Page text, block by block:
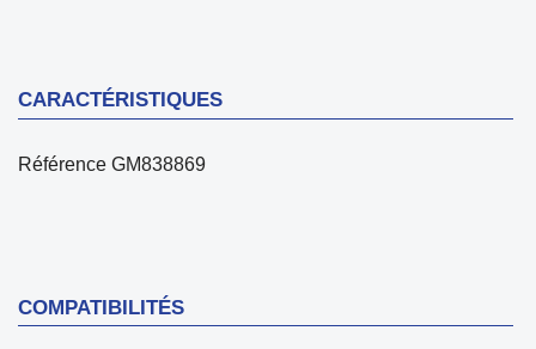
CARACTÉRISTIQUES
Référence GM838869
COMPATIBILITÉS